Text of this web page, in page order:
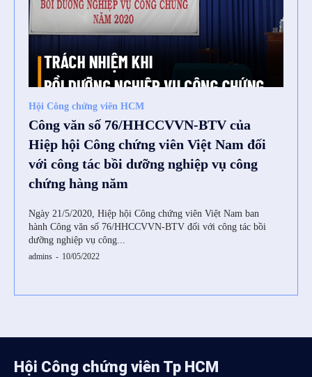
Hội Công chứng viên HCM
Công văn số 76/HHCCVVN-BTV của
Hiệp hội Công chứng viên Việt Nam đối
với công tác bồi dưỡng nghiệp vụ công
chứng hàng năm
Ngày 21/5/2020, Hiệp hội Công chứng viên Việt Nam ban
hành Công văn số 76/HHCCVVN-BTV đối với công tác bồi
dưỡng nghiệp vụ công...
admins - 10/05/2022
Hội Công chứng viên Tp HCM